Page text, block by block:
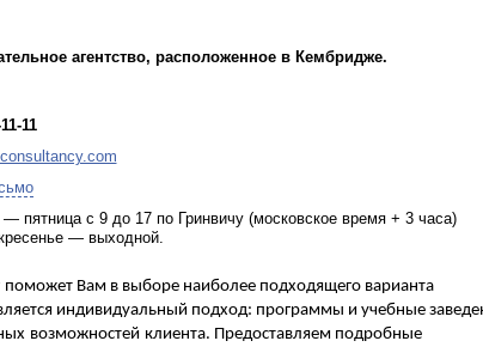
агентство, расположенное в Кембридже.
11
пятница с 9 до 17 по Гринвичу (московское время + 3 часа)
— выходной.
поможет Вам в выборе наиболее подходящего варианта
индивидуальный подход: программы и учебные
возможностей клиента. Предоставляем подробные